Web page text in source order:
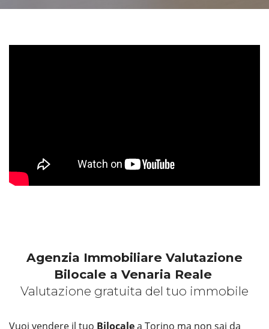
Agenzia Immobiliare Valutazione
Bilocale a Venaria Reale
Valutazione gratuita del tuo immobile
Vuoi vendere il tuo Bilocalea Torino ma non sai da